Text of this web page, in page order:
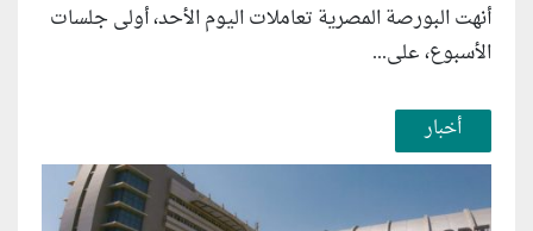
أنهت البورصة المصرية تعاملات اليوم الأحد، أولى جلسات
الأسبوع، على...
أخبار